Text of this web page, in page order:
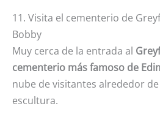
11. Visita el cementerio de
Bobby
Muy cerca de la entrada al
cementerio más famoso de
nube de visitantes alrededor
escultura.